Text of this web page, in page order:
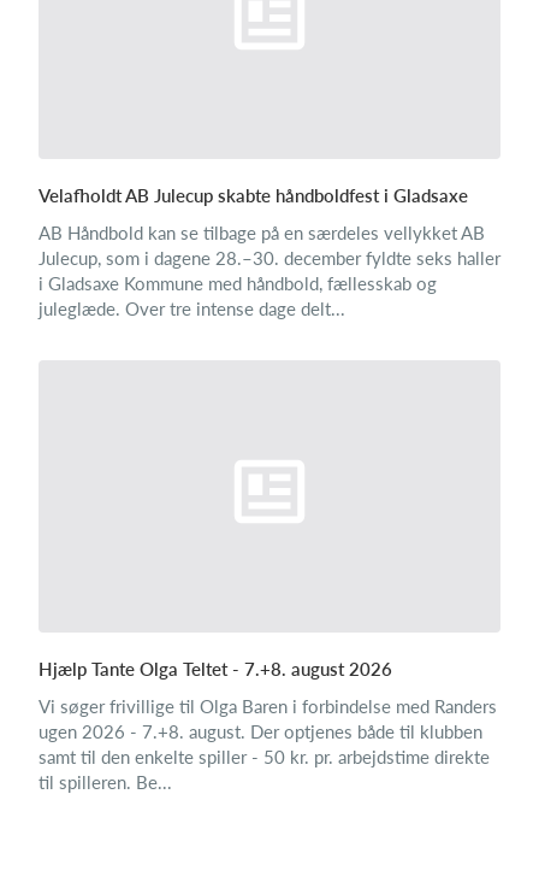
Velafholdt AB Julecup skabte håndboldfest i Gladsaxe
AB Håndbold kan se tilbage på en særdeles vellykket AB
Julecup, som i dagene 28.–30. december fyldte seks haller
i Gladsaxe Kommune med håndbold, fællesskab og
juleglæde. Over tre intense dage delt...
Hjælp Tante Olga Teltet - 7.+8. august 2026
Vi søger frivillige til Olga Baren i forbindelse med Randers
ugen 2026 - 7.+8. august. Der optjenes både til klubben
samt til den enkelte spiller - 50 kr. pr. arbejdstime direkte
til spilleren. Be...